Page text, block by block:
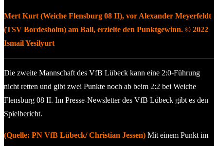
Mert Kurt (Weiche Flensburg 08 II), vor Alexander Meyerfeldt
(TSV Bordesholm) am Ball, erzielte den Punktgewinn. © 2022
Ismail Yesilyurt
Die zweite Mannschaft des VfB Lübeck kann eine 2:0-Führung
nicht retten und gibt zwei Punkte noch ab beim 2:2 bei Weiche
Flensburg 08 II. Im Presse-Newsletter des VfB Lübeck gibt es den
Spielbericht.
(Quelle: PN VfB Lübeck/ Christian Jessen) Mit einem Punkt im